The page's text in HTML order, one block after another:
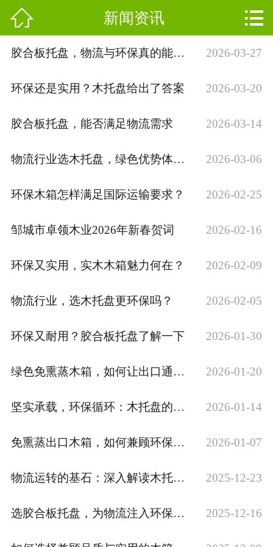
荣誉资质
在线留言
 新闻资讯 
胶合板托盘，物流与环保真的能兼顾吗？ 2026-03-27
环保还是实用？木托盘给出了答案 2026-03-20
胶合板托盘，能否满足物流需求 2026-03-14
物流行业选木托盘，绿色优势体现在哪？ 2026-03-06
环保木箱怎样满足国际运输要求？ 2026-02-25
邹城市卓领木业2026年新春贺词 2026-02-16
环保又实用，实木木箱魅力何在？ 2026-02-09
物流行业，选木托盘更环保吗？ 2026-02-05
环保又耐用？胶合板托盘了解一下 2026-01-30
绿色免熏蒸木箱，如何让出口通关更快一步？ 2026-01-20
坚实承载，环保循环：木托盘的双重价值 2026-01-14
免熏蒸出口木箱，如何兼顾环保与安全？ 2026-01-07
物流运转的基石：深入解读木托盘核心作用 2025-12-23
选胶合板托盘，为物流注入环保实用力量 2025-12-16